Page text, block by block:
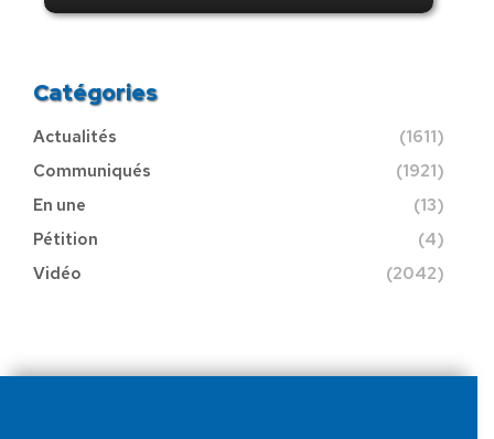
Catégories
Actualités
(1611)
Communiqués
(1921)
En une
(13)
Pétition
(4)
Vidéo
(2042)